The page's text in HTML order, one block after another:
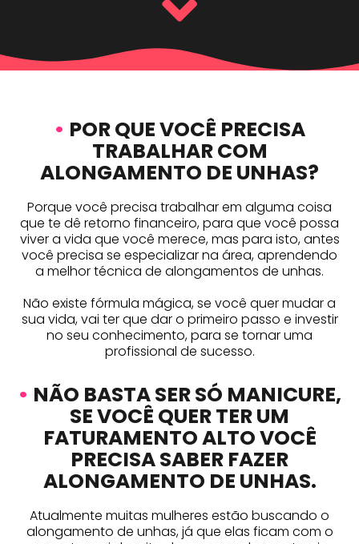
• POR QUE VOCÊ PRECISA
TRABALHAR COM
ALONGAMENTO DE UNHAS?
Porque você precisa trabalhar em alguma coisa
que te dê retorno financeiro, para que você possa
viver a vida que você merece, mas para isto, antes
você precisa se especializar na área, aprendendo
a melhor técnica de alongamentos de unhas.
Não existe fórmula mágica, se você quer mudar a
sua vida, vai ter que dar o primeiro passo e investir
no seu conhecimento, para se tornar uma
profissional de sucesso.
• NÃO BASTA SER SÓ MANICURE,
SE VOCÊ QUER TER UM
FATURAMENTO ALTO VOCÊ
PRECISA SABER FAZER
ALONGAMENTO DE UNHAS.
Atualmente muitas mulheres estão buscando o
alongamento de unhas, já que elas ficam com o